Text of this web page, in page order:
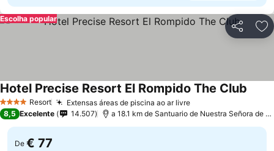
Partilhar
Escolha popular
4 EstrelasResort Extensas áreas de piscina ao ar livreVer preços
Hotel Precise Resort El Rompido The Club
8,5 Excelente 14.507 a 18.1 km de Santuario de Nuestra Señora de
De € 77